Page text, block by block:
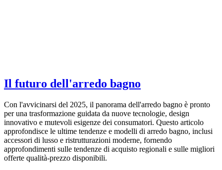
Il futuro dell'arredo bagno
Con l'avvicinarsi del 2025, il panorama dell'arredo bagno è pronto
per una trasformazione guidata da nuove tecnologie, design
innovativo e mutevoli esigenze dei consumatori. Questo articolo
approfondisce le ultime tendenze e modelli di arredo bagno, inclusi
accessori di lusso e ristrutturazioni moderne, fornendo
approfondimenti sulle tendenze di acquisto regionali e sulle migliori
offerte qualità-prezzo disponibili.